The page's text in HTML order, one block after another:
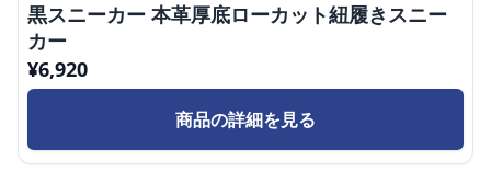
黒スニーカー 本革厚底ローカット紐履きスニー
カー
¥6,920
商品の詳細を見る